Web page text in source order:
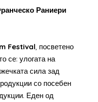
Раниери
Festival , посветено
се: улогата на
сила зад
со посебен
Еден од